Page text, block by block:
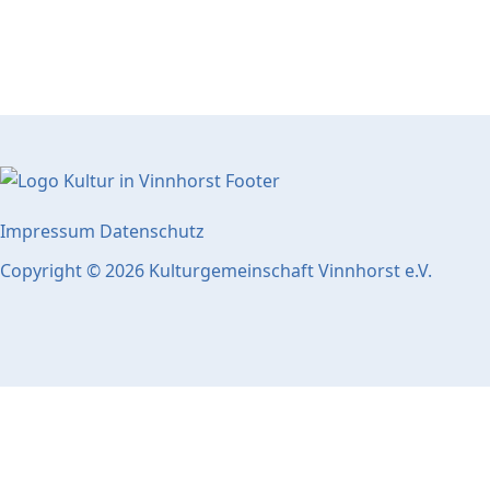
Impressum Datenschutz
Copyright © 2026 Kulturgemeinschaft Vinnhorst e.V.